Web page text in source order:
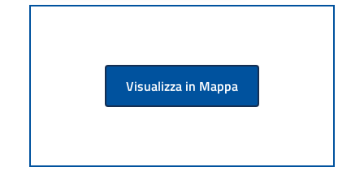
Visualizza in Mappa